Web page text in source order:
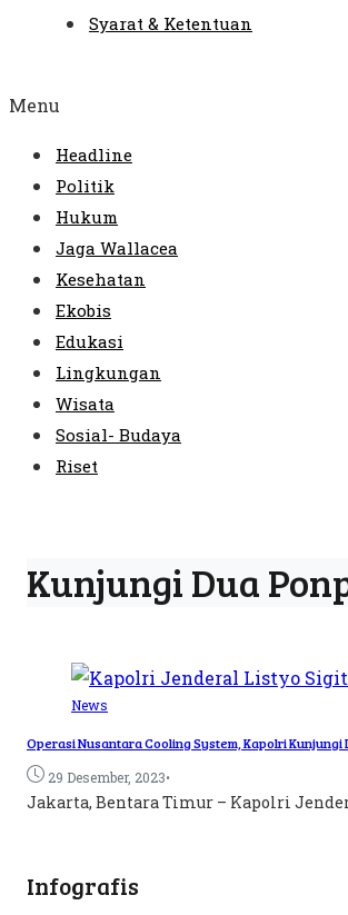
Syarat & Ketentuan
Menu
Headline
Politik
Hukum
Jaga Wallacea
Kesehatan
Ekobis
Edukasi
Lingkungan
Wisata
Sosial- Budaya
Riset
Kunjungi Dua
News
Operasi Nusantara Cooling System, Kapolri Kunjungi
29 Desember, 2023•
Jakarta, Bentara Timur – Kapolri
Infografis